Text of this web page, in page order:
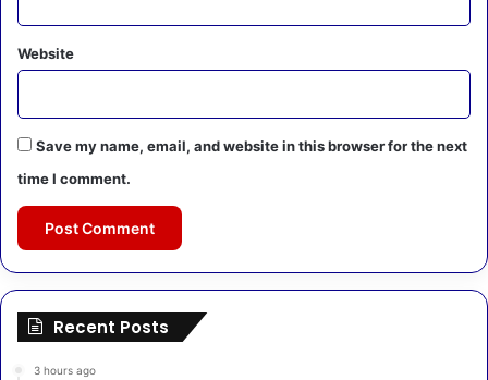
Website
Save my name, email, and website in this browser for the next
time I comment.
Recent Posts
3 hours ago